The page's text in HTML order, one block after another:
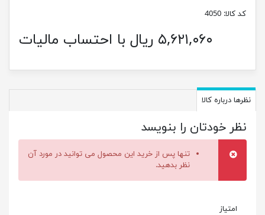
کد کالا: 4050
۵,۶۲۱,۰۶۰ ریال با احتساب مالیات
نظرها درباره کالا
نظر خودتان را بنویسد
تنها پس از خرید این محصول می توانید در مورد آن
نظر بدهید.
امتیاز